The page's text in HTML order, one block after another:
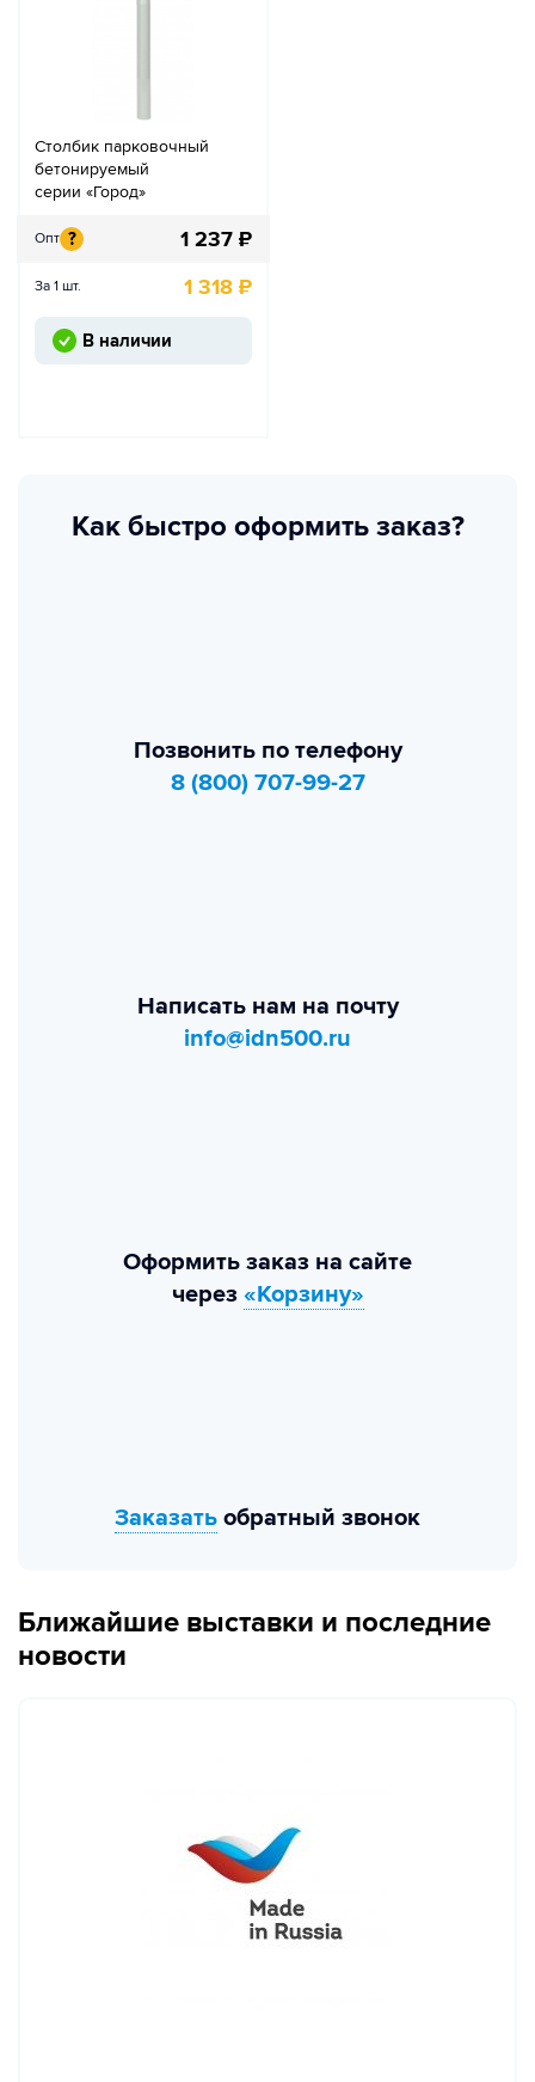
Столбик парковочный
бетонируемый
серии «Город»
Опт ? 1 237 ₽
За 1 шт. 1 318 ₽
В наличии
Как быстро оформить заказ?
Позвонить по телефону
8 (800) 707-99-27
Написать нам на почту
info@idn500.ru
Оформить заказ на сайте
через «Корзину»
Заказать обратный звонок
Ближайшие выставки и последние
новости